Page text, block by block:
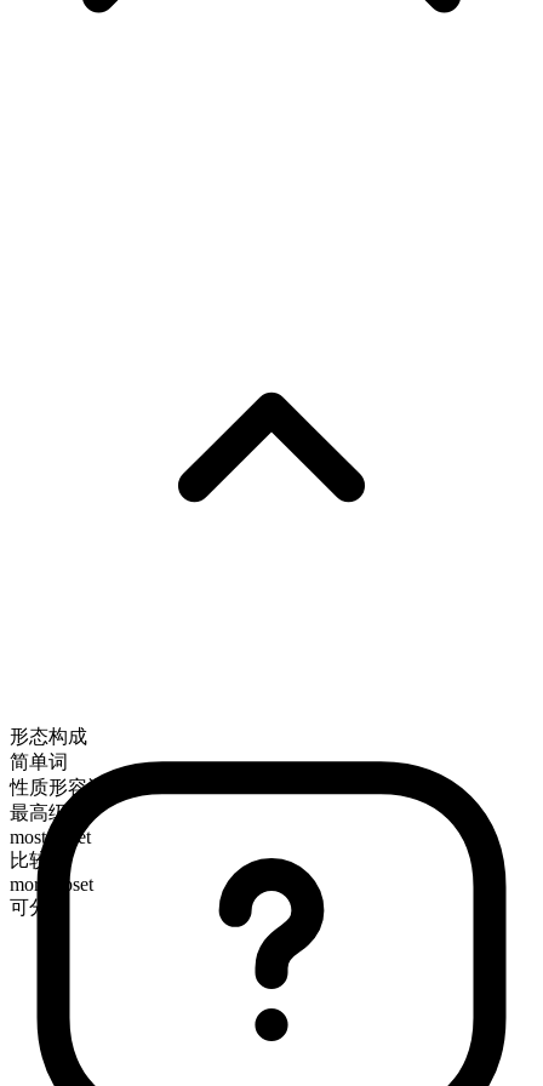
形态构成
简单词
性质形容词
最高级
most upset
比较级
more upset
可分级